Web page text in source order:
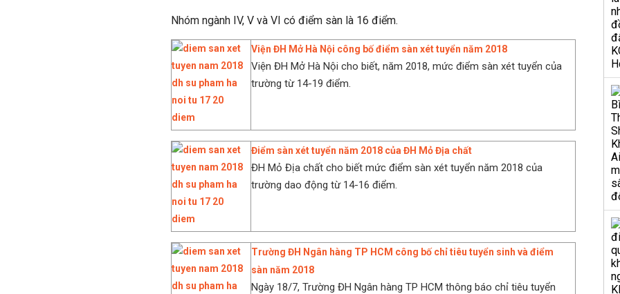
Nhóm ngành IV, V và VI có điểm sàn là 16 điểm.
Viện ĐH Mở Hà Nội công bố điểm sàn xét tuyển năm 2018
Viện ĐH Mở Hà Nội cho biết, năm 2018, mức điểm sàn xét tuyển của
trường từ 14-19 điểm.
Điểm sàn xét tuyển năm 2018 của ĐH Mỏ Địa chất
ĐH Mỏ Địa chất cho biết mức điểm sàn xét tuyển năm 2018 của
trường dao động từ 14-16 điểm.
Trường ĐH Ngân hàng TP HCM công bố chỉ tiêu tuyển sinh và điểm
sàn năm 2018
Ngày 18/7, Trường ĐH Ngân hàng TP HCM thông báo chỉ tiêu tuyển